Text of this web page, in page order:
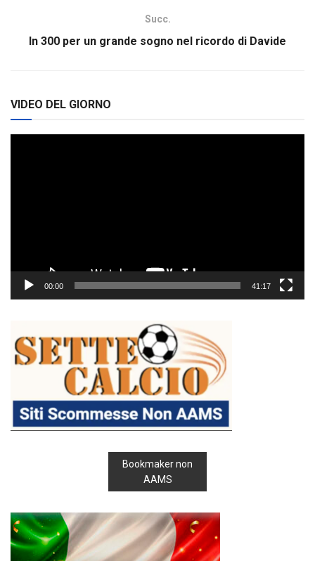
Succ.
In 300 per un grande sogno nel ricordo di Davide
VIDEO DEL GIORNO
00:00 41:17
Bookmaker non
AAMS